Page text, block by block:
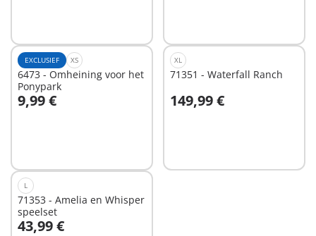
EXCLUSIEF XS
6473 - Omheining voor het
Ponypark
9,99 €
XL
71351 - Waterfall Ranch
149,99 €
L
71353 - Amelia en Whisper
speelset
43,99 €